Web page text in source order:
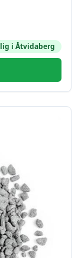
i Åtvidaberg